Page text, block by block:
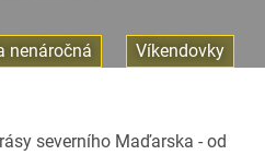
nenáročná Víkendovky
severního Maďarska - od